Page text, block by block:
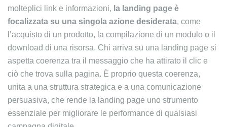
molteplici link e informazioni, la landing page è
focalizzata su una singola azione desiderata, come
l’acquisto di un prodotto, la compilazione di un modulo o il
download di una risorsa. Chi arriva su una landing page si
aspetta coerenza tra il messaggio che ha attirato il clic e
ciò che trova sulla pagina. È proprio questa coerenza,
unita a una struttura strategica e a una comunicazione
persuasiva, che rende la landing page uno strumento
essenziale per migliorare le performance di qualsiasi